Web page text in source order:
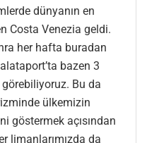
dünyanın en
Costa Venezia geldi.
her hafta buradan
bazen 3
Bu da
ülkemizin
göstermek açısından
limanlarımızda da